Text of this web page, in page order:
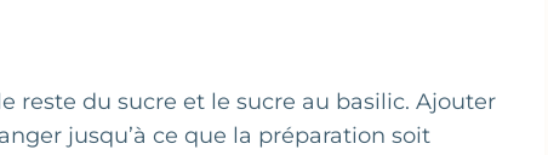
reste du sucre et le sucre au basilic. Ajouter
jusqu’à ce que la préparation soit